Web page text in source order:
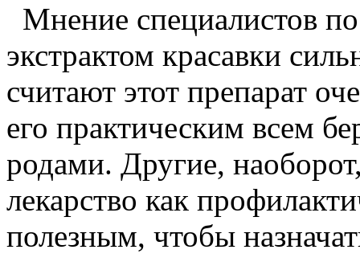
Мнение специалистов
экстрактом красавки
считают этот препарат
его практическим всем
родами. Другие,
лекарство как
полезным, чтобы